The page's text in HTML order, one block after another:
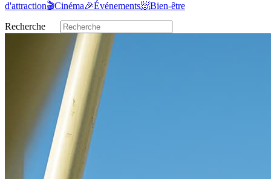
d'attraction🎬Cinéma🎉Événements🧖Bien-être
Recherche